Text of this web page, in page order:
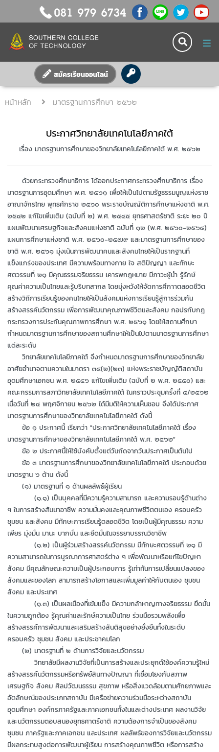
สมัครเรียนออนไลน์
หน้าหลัก มาตรฐานการศึกษา ๒๕๖๒
ประกาศวิทยาลัยเทคโนโลยีภาคใต้
เรื่อง มาตรฐานการศึกษาของวิทยาลัยเทคโนโลยีภาคใต้ พ.ศ. ๒๕๖๒
ด้วยกระทรวงศึกษาธิการ ได้ออกประกาศกระทรวงศึกษาธิการ เรื่อง
มาตรฐานการอุดมศึกษา พ.ศ. ๒๕๖๑ เพื่อให้เป็นไปตามรัฐธรรมนูญแห่งราช
อาณาจักรไทย พุทธศักราช ๒๕๖๐ พระราชบัญญัติการศึกษาแห่งชาติ พ.ศ.
๒๕๔๒ แก้ไขเพิ่มเติม (ฉบับที่ ๒) พ.ศ. ๒๕๔๕ ยุทธศาสตร์ชาติ ระยะ ๒๐ ปี
แผนพัฒนาเศรษฐกิจและสังคมแห่งชาติ ฉบับที่ ๑๒ (พ.ศ. ๒๕๖๐-๒๕๖๔)
แผนการศึกษาแห่งชาติ พ.ศ. ๒๕๖๐-๒๕๗๙ และมาตรฐานการศึกษาของ
ชาติ พ.ศ. ๒๕๖๑ มุ่งเน้นการพัฒนาคนและสังคมไทยให้เป็นรากฐานที่
แข็งแกร่งของประเทศ มีความพร้อมทางกาย ใจ สติปัญญา และทักษะ
ศตวรรษที่ ๒๑ มีคุณธรรมจริยธรรม เคารพกฎหมาย มีภาวะผู้นำ รู้รักษ์
คุณค่าความเป็นไทยและรู้บริบทสากล โดยมุ่งหวังให้จัดการศึกาาตลอดชีวิต
สร้างวิถีการเรียนรู้ของคนไทยให้เป็นสังคมแห่งการเรียนรู้สู่การร่วมกัน
สร้างสรรค์นวัตกรรม เพื่อการพัฒนาคุณภาพชีวิตและสังคม กอปรกับกฎ
กระทรวงการประกันคุณภาพการศึกษา พ.ศ. ๒๕๖๑ โดยให้สถานศึกษา
กำหนดมาตรฐานการศึกษาของสถานศึกษาให้เป็นไปตามมาตรฐานการศึกษา
แต่ละระดับ
วิทยาลัยเทคโนโลยีภาคใต้ จึงกำหนดมาตรฐานการศึกษาของวิทยาลัย
อาศัยอำนาจตามความในมาตรา ๓๔(๒)(๒๓) แห่งพระราชบัญญัติสถาบัน
อุดมศึกษาเอกชน พ.ศ. ๒๕๔๖ แก้ไขเพิ่มเติม (ฉบับที่ ๒ พ.ศ. ๒๕๕๐) และ
คณะกรรมการสภาวิทยาลัยเทคโนโลยีภาคใต้ ในคราวประชุมครั้งที่ ๔/๒๕๖๒
เมื่อวันที่ ๒๔ พฤศจิกายน ๒๕๖๒ ได้มีมติให้ความเห็นชอบ จึงได้ประกาศ
มาตรฐานการศึกษาของวิทยาลัยเทคโนโลยีภาคใต้ ดังนี้
ข้อ ๑ ประกาศนี้ เรียกว่า "ประกาศวิทยาลัยเทคโนโลยีภาคใต้ เรื่อง
มาตรฐานการศึกษาของวิทยาลัยเทคโนโลยีภาคใต้ พ.ศ. ๒๕๖๒"
ข้อ ๒ ประกาศนี้ให้ใช้บังคับตั้งแต่วันถัดจากวันประกาศเป็นต้นไป
ข้อ ๓ มาตรฐานการศึกษาของวิทยาลัยเทคโนโลยีภาคใต้ ประกอบด้วย
มาตรฐาน ๖ ด้าน ดังนี้
(๑) มาตรฐานที่ ๑ ด้านผลลัพธ์ผู้เรียน
(๑.๑) เป็นบุคคลที่มีความรู้ความสามารถ และความรอบรู้ด้านต่าง
ๆ ในการสร้างสัมมาอาชีพ ความมั่นคงและคุณภาพชีวิตตนเอง ครอบครัว
ชุมชน และสังคม มีทักษะการเรียนรู้ตลอดชีวิต โดยเป็นผู้มีคุณธรรม ความ
เพียร มุ่งมั่น มานะ บากบั่น และยึดมั่นในจรรยาบรรณวิชาชีพ
(๑.๒) เป็นผู้ร่วมสร้างสรรค์นวัตกรรม มีทักษะศตวรรษที่ ๒๑ มี
ความสามารถในการบูรณาการศาสตร์ต่าง ๆ เพื่อพัฒนาหรือแก้ไขปัญหา
สังคม มีคุณลักษณะความเป็นผู้ประกอบการ รู้เท่าทันการเปลี่ยนแปลงของ
สังคมและของโลก สามารถสร้างโอกาสและเพิ่มมูลค่าให้กับตนเอง ชุมชน
สังคม และประเทศ
(๑.๓) เป็นผลเมืองที่เข้มแข็ง มีความกล้าหาญทางจริยธรรม ยึดมั่น
ในความถูกต้อง รู้คุณค่าและรักษ์ความเป็นไทย ร่วมมือรวมพลังเพื่อ
สร้างสรรค์การพัฒนาและเสริมสร้างสันติสุขอย่างยั่งยืนทั้งในระดับ
ครอบครัว ชุมชน สังคม และประชาคมโลก
(๒) มาตรฐานที่ ๒ ด้านการวิจัยและนวัตกรรม
วิทยาลัยมีผลงานวิจัยที่เป็นการสร้างและประยุกต์ใช้องค์ความรู้ใหม่
สร้างสรรค์นวัตกรรมหรือทรัพย์สินทางปัญญา ที่เชื่อมโยงกับสภาพ
เศรษฐกิจ สังคม ศิลปวัฒนธรรม สุขภาพ หรือสิ่งแวดล้อมตามศักยภาพและ
อัตลักษณ์ของประเภทสถาบัน มีเครือข่ายความร่วมมือระหว่างสถาบัน
อุดมศึกษา องค์กรภาครัฐและภาคเอกชนทั้งในและต่างประเทศ ผลงานวิจัย
และนวัตกรรมตอบสนองยุทธศาตร์ชาติ ความต้องการจำเป็นของสังคม
ชุมชน ภาครัฐและภาคเอกชน และประเทศ ผลลัพธ์ของการวิจัยและนวัตกรรม
มีผลกระทบสูงต่อการพัฒนาผู้เรียน การสร้างคุณภาพชีวิต หรือการสร้าง